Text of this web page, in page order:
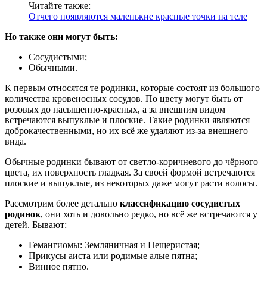
Читайте также:
Отчего появляются маленькие красные точки на теле
Но также они могут быть:
Сосудистыми;
Обычными.
К первым относятся те родинки, которые состоят из большого
количества кровеносных сосудов. По цвету могут быть от
розовых до насыщенно-красных, а за внешним видом
встречаются выпуклые и плоские. Такие родинки являются
доброкачественными, но их всё же удаляют из-за внешнего
вида.
Обычные родинки бывают от светло-коричневого до чёрного
цвета, их поверхность гладкая. За своей формой встречаются
плоские и выпуклые, из некоторых даже могут расти волосы.
Рассмотрим более детально классификацию сосудистых
родинок, они хоть и довольно редко, но всё же встречаются у
детей. Бывают:
Гемангиомы: Земляничная и Пещеристая;
Прикусы аиста или родимые алые пятна;
Винное пятно.